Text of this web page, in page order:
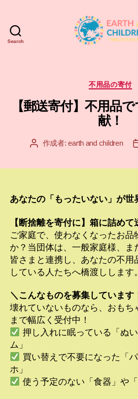
Search
＆
ル
ド
レ
カ
ゴ
リ
ー
不用品の寄付
【郵送寄付】不用品
献！
投 作成者:earth and children
あなたの「もったいない」が世
【断捨離を寄付に】箱に詰めて
ご家庭で、使わなくなったお品
か？当団体は、一般家庭様、ま
皆さまと連携し、あなたの不用
している人たちへ橋渡しします。
＼こんなものを募集しています
壊れていないものなら、おもち
まで幅広く受付中！
押し入れに眠っている「ぬ
ム」
買い替えで不要になった「
ホ」
使う予定のない「食器」や「